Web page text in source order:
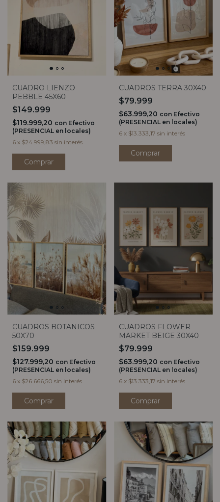
CUADRO LIENZO
PEBBLE 45X60
$149.999
$119.999,20 con Efectivo
(PRESENCIAL en locales)
6 x $24.999,83 sin interés
Comprar
CUADROS TERRA 30X40
$79.999
$63.999,20 con Efectivo
(PRESENCIAL en locales)
6 x $13.333,17 sin interés
Comprar
CUADROS BOTANICOS
50X70
$159.999
$127.999,20 con Efectivo
(PRESENCIAL en locales)
6 x $26.666,50 sin interés
Comprar
CUADROS FLOWER
MARKET BEIGE 30X40
$79.999
$63.999,20 con Efectivo
(PRESENCIAL en locales)
6 x $13.333,17 sin interés
Comprar